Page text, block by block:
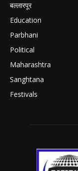
बल्लारपूर
Education
Parbhani
Political
Maharashtra
Sanghtana
Festivals